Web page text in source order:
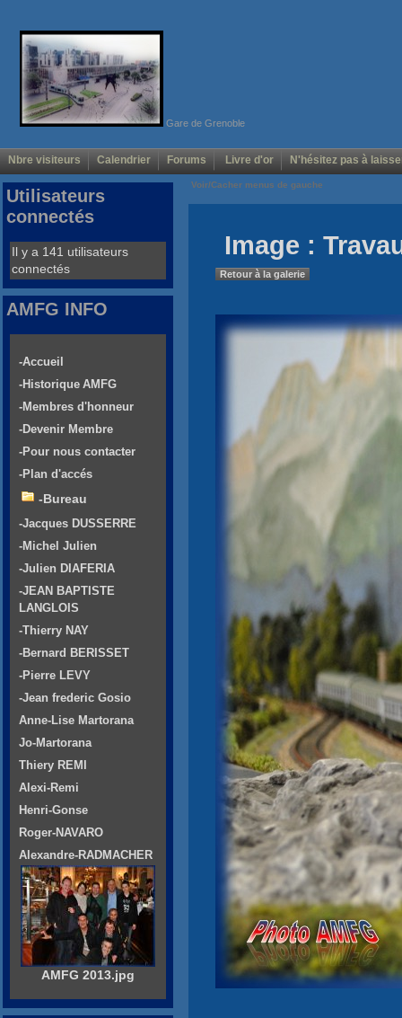
Gare de Grenoble
Nbre visiteurs Calendrier Forums Livre d'or N'hésitez pas à
Voir/Cacher menus de gauche
Image :
Retour à la galerie
Utilisateurs
connectés
Il y a 141 utilisateurs
connectés
AMFG INFO
-Accueil
-Historique AMFG
-Membres d'honneur
-Devenir Membre
-Pour nous contacter
-Plan d'accés
-Bureau
-Jacques DUSSERRE
-Michel Julien
-Julien DIAFERIA
-JEAN BAPTISTE
LANGLOIS
-Thierry NAY
-Bernard BERISSET
-Pierre LEVY
-Jean frederic Gosio
Anne-Lise Martorana
Jo-Martorana
Thiery REMI
Alexi-Remi
Henri-Gonse
Roger-NAVARO
Alexandre-RADMACHER
AMFG 2013.jpg